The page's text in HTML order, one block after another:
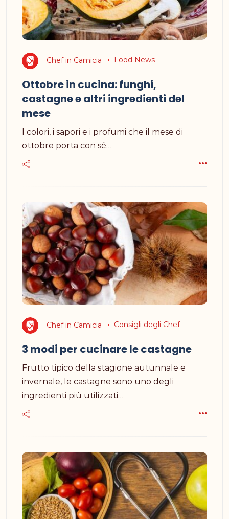
Chef in Camicia Food News
Ottobre in cucina: funghi,
castagne e altri ingredienti del
mese
I colori, i sapori e i profumi che il mese di
ottobre porta con sé…
Chef in Camicia Consigli degli Chef
3 modi per cucinare le castagne
Frutto tipico della stagione autunnale e
invernale, le castagne sono uno degli
ingredienti più utilizzati…